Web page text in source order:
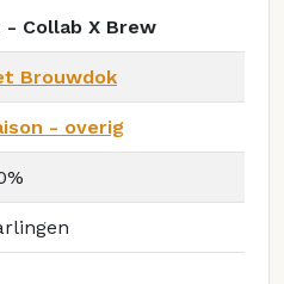
Collab X Brew
Brouwdok
- overig